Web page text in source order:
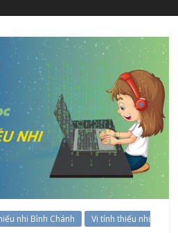
nhi Bình Chánh
Vi tính thiếu nhi